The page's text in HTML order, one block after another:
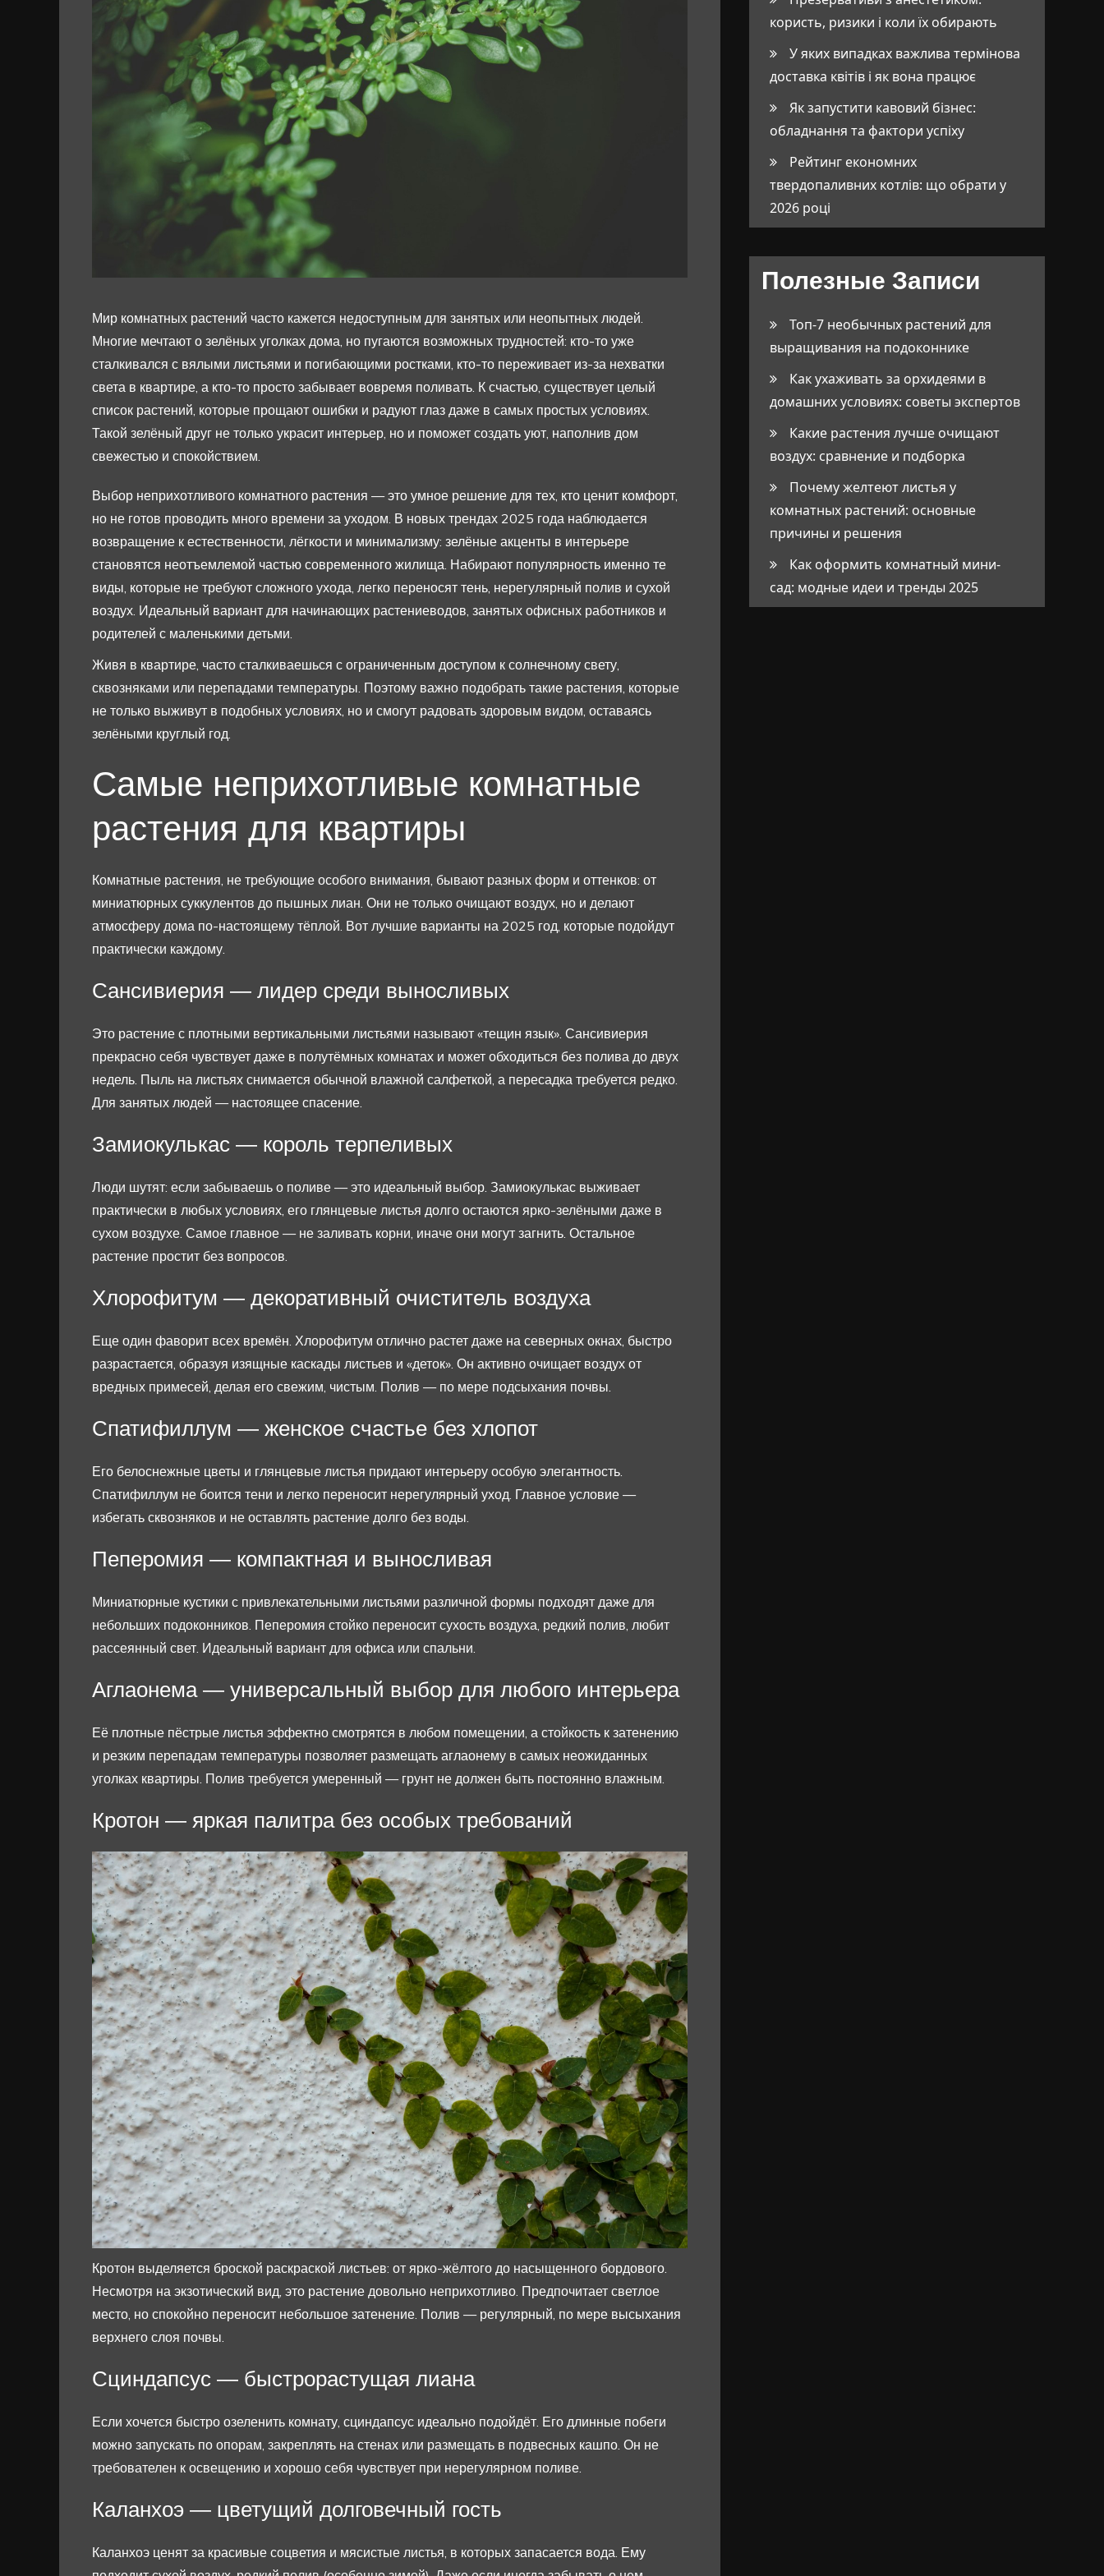
Мир комнатных растений часто кажется недоступным для занятых или неопытных людей.
Многие мечтают о зелёных уголках дома, но пугаются возможных трудностей: кто-то уже
сталкивался с вялыми листьями и погибающими ростками, кто-то переживает из-за нехватки
света в квартире, а кто-то просто забывает вовремя поливать. К счастью, существует целый
список растений, которые прощают ошибки и радуют глаз даже в самых простых условиях.
Такой зелёный друг не только украсит интерьер, но и поможет создать уют, наполнив дом
свежестью и спокойствием.
Выбор неприхотливого комнатного растения — это умное решение для тех, кто ценит комфорт,
но не готов проводить много времени за уходом. В новых трендах 2025 года наблюдается
возвращение к естественности, лёгкости и минимализму: зелёные акценты в интерьере
становятся неотъемлемой частью современного жилища. Набирают популярность именно те
виды, которые не требуют сложного ухода, легко переносят тень, нерегулярный полив и сухой
воздух. Идеальный вариант для начинающих растениеводов, занятых офисных работников и
родителей с маленькими детьми.
Живя в квартире, часто сталкиваешься с ограниченным доступом к солнечному свету,
сквозняками или перепадами температуры. Поэтому важно подобрать такие растения, которые
не только выживут в подобных условиях, но и смогут радовать здоровым видом, оставаясь
зелёными круглый год.
Самые неприхотливые комнатные
растения для квартиры
Комнатные растения, не требующие особого внимания, бывают разных форм и оттенков: от
миниатюрных суккулентов до пышных лиан. Они не только очищают воздух, но и делают
атмосферу дома по-настоящему тёплой. Вот лучшие варианты на 2025 год, которые подойдут
практически каждому.
Сансивиерия — лидер среди выносливых
Это растение с плотными вертикальными листьями называют «тещин язык». Сансивиерия
прекрасно себя чувствует даже в полутёмных комнатах и может обходиться без полива до двух
недель. Пыль на листьях снимается обычной влажной салфеткой, а пересадка требуется редко.
Для занятых людей — настоящее спасение.
Замиокулькас — король терпеливых
Люди шутят: если забываешь о поливе — это идеальный выбор. Замиокулькас выживает
практически в любых условиях, его глянцевые листья долго остаются ярко-зелёными даже в
сухом воздухе. Самое главное — не заливать корни, иначе они могут загнить. Остальное
растение простит без вопросов.
Хлорофитум — декоративный очиститель воздуха
Еще один фаворит всех времён. Хлорофитум отлично растет даже на северных окнах, быстро
разрастается, образуя изящные каскады листьев и «деток». Он активно очищает воздух от
вредных примесей, делая его свежим, чистым. Полив — по мере подсыхания почвы.
Спатифиллум — женское счастье без хлопот
Его белоснежные цветы и глянцевые листья придают интерьеру особую элегантность.
Спатифиллум не боится тени и легко переносит нерегулярный уход. Главное условие —
избегать сквозняков и не оставлять растение долго без воды.
Пеперомия — компактная и выносливая
Миниатюрные кустики с привлекательными листьями различной формы подходят даже для
небольших подоконников. Пеперомия стойко переносит сухость воздуха, редкий полив, любит
рассеянный свет. Идеальный вариант для офиса или спальни.
Аглаонема — универсальный выбор для любого интерьера
Её плотные пёстрые листья эффектно смотрятся в любом помещении, а стойкость к затенению
и резким перепадам температуры позволяет размещать аглаонему в самых неожиданных
уголках квартиры. Полив требуется умеренный — грунт не должен быть постоянно влажным.
Кротон — яркая палитра без особых требований
Кротон выделяется броской раскраской листьев: от ярко-жёлтого до насыщенного бордового.
Несмотря на экзотический вид, это растение довольно неприхотливо. Предпочитает светлое
место, но спокойно переносит небольшое затенение. Полив — регулярный, по мере высыхания
верхнего слоя почвы.
Сциндапсус — быстрорастущая лиана
Если хочется быстро озеленить комнату, сциндапсус идеально подойдёт. Его длинные побеги
можно запускать по опорам, закреплять на стенах или размещать в подвесных кашпо. Он не
требователен к освещению и хорошо себя чувствует при нерегулярном поливе.
Каланхоэ — цветущий долговечный гость
Каланхоэ ценят за красивые соцветия и мясистые листья, в которых запасается вода. Ему
користь, ризики і коли їх обирають
У яких випадках важлива термінова
доставка квітів і як вона працює
Як запустити кавовий бізнес:
обладнання та фактори успіху
Рейтинг економних
твердопаливних котлів: що обрати у
2026 році
Полезные Записи
Топ-7 необычных растений для
выращивания на подоконнике
Как ухаживать за орхидеями в
домашних условиях: советы экспертов
Какие растения лучше очищают
воздух: сравнение и подборка
Почему желтеют листья у
комнатных растений: основные
причины и решения
Как оформить комнатный мини-
сад: модные идеи и тренды 2025